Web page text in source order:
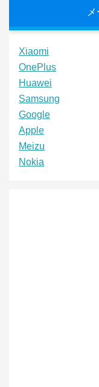
Xiaomi
OnePlus
Huawei
Samsung
Google
Apple
Meizu
Nokia